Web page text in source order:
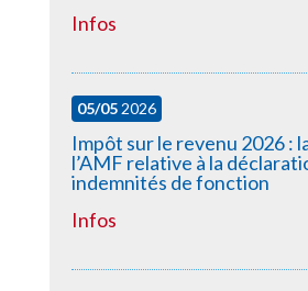
Infos
05/052026
Impôt sur le revenu 2026 :
l’AMF relative à la
indemnités de fonction
Infos